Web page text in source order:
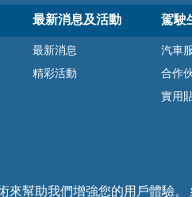
最新消息及活動
最新消息
精彩活動
駕駛
汽車
合作
實用
幫助我們增強您的用戶體驗。